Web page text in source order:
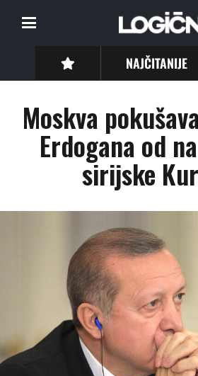
NAJČITANIJE
Moskva
Erdogana od
sirijske